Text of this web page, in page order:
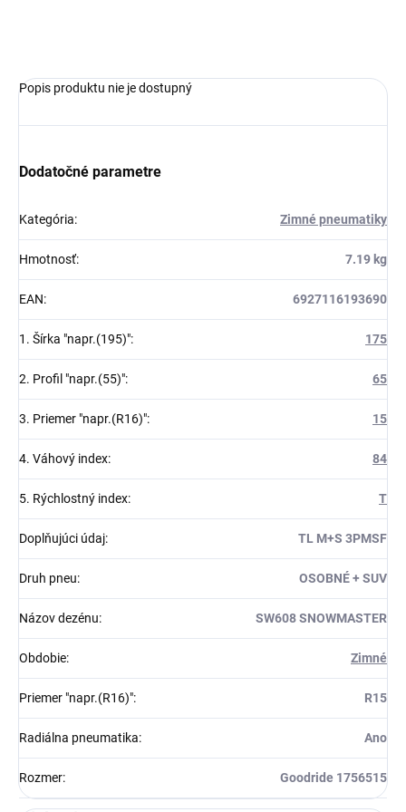
Popis produktu nie je dostupný
Dodatočné parametre
Kategória: Zimné pneumatiky
Hmotnosť: 7.19 kg
EAN: 6927116193690
1. Šírka "napr.(195)": 175
2. Profil "napr.(55)": 65
3. Priemer "napr.(R16)": 15
4. Váhový index: 84
5. Rýchlostný index: T
Doplňujúci údaj: TL M+S 3PMSF
Druh pneu: OSOBNÉ + SUV
Názov dezénu: SW608 SNOWMASTER
Obdobie: Zimné
Priemer "napr.(R16)": R15
Radiálna pneumatika: Ano
Rozmer: Goodride 1756515